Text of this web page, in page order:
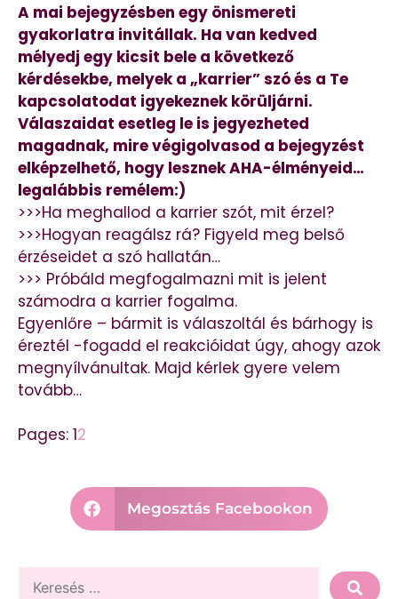
A mai bejegyzésben egy önismereti
gyakorlatra invitállak. Ha van kedved
mélyedj egy kicsit bele a következő
kérdésekbe, melyek a „karrier” szó és a Te
kapcsolatodat igyekeznek körüljárni.
Válaszaidat esetleg le is jegyezheted
magadnak, mire végigolvasod a bejegyzést
elképzelhető, hogy lesznek AHA-élményeid…
legalábbis remélem:)
>>>Ha meghallod a karrier szót, mit érzel?
>>>Hogyan reagálsz rá? Figyeld meg belső
érzéseidet a szó hallatán…
>>> Próbáld megfogalmazni mit is jelent
számodra a karrier fogalma.
Egyenlőre – bármit is válaszoltál és bárhogy is
éreztél -fogadd el reakcióidat úgy, ahogy azok
megnyílvánultak. Majd kérlek gyere velem
tovább…
Pages: 12
Megosztás Facebookon